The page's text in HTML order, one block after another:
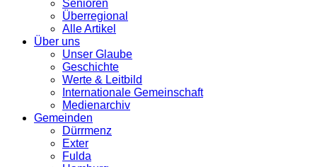
Senioren
Überregional
Alle Artikel
Über uns
Unser Glaube
Geschichte
Werte & Leitbild
Internationale Gemeinschaft
Medienarchiv
Gemeinden
Dürrmenz
Exter
Fulda